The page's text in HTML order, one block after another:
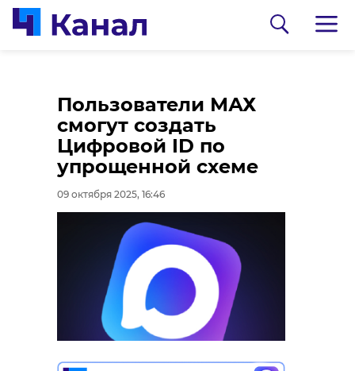
Пользователи МАХ
смогут создать
Цифровой ID по
упрощенной схеме
09 октября 2025, 16:46
Финансовая
аналитика. 80%
трансграничных
переводов в валютах
дружественных
стран совершаются
по номеру телефона
09 октября 2025, 19:23